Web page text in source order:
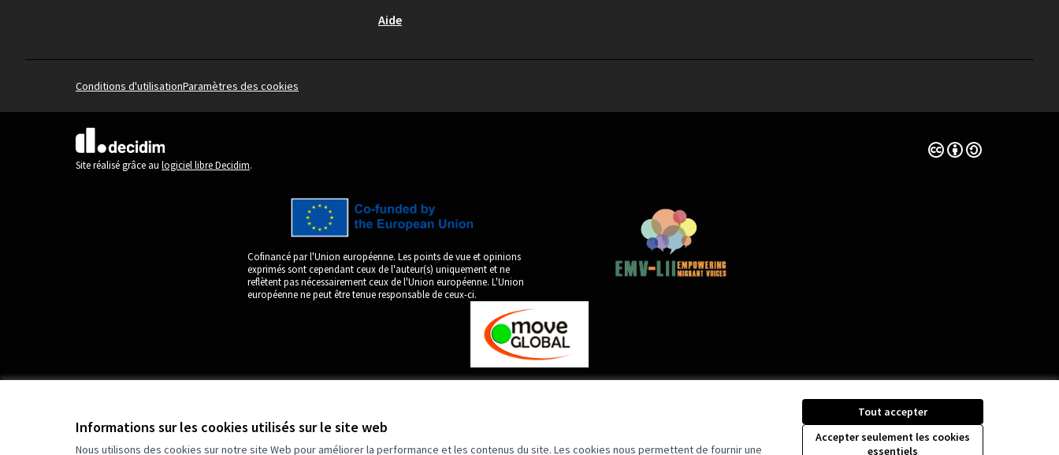
Informations sur les cookies utilisés sur le site web
Nous utilisons des cookies sur notre site Web pour améliorer la performance et les contenus du site. Les cookies nous permettent de fournir une
Tout accepter
Accepter seulement les cookies
essentiels
Aide
Conditions d'utilisationParamètres des cookies
(Lien externe)
Site réalisé grâce au logiciel libre Decidim.
Licence Creative
(Lien externe)
Cofinancé par l'Union européenne. Les points de vue et opinions
exprimés sont cependant ceux de l'auteur(s) uniquement et ne
reflètent pas nécessairement ceux de l'Union européenne. L'Union
européenne ne peut être tenue responsable de ceux-ci.